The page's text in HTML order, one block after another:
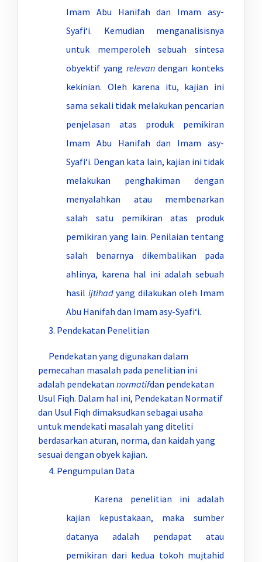
Imam Abu Hanifah dan Imam asy-
Syafi‘i. Kemudian menganalisisnya
untuk memperoleh sebuah sintesa
obyektif yang relevandengan konteks
kekinian. Oleh karena itu, kajian ini
sama sekali tidak melakukan pencarian
penjelasan atas produk pemikiran
Imam Abu Hanifah dan Imam asy-
Syafi‘i. Dengan kata lain, kajian ini tidak
melakukan penghakiman dengan
menyalahkan atau membenarkan
salah satu pemikiran atas produk
pemikiran yang lain. Penilaian tentang
salah benarnya dikembalikan pada
ahlinya, karena hal ini adalah sebuah
hasil ijtihadyang dilakukan oleh Imam
Abu Hanifah dan Imam asy-Syafi‘i.
Pendekatan Penelitian
Pendekatan yang digunakan dalam
pemecahan masalah pada penelitian ini
adalah pendekatan normatifdan pendekatan
Usul Fiqh. Dalam hal ini, Pendekatan Normatif
dan Usul Fiqh dimaksudkan sebagai usaha
untuk mendekati masalah yang diteliti
berdasarkan aturan, norma, dan kaidah yang
sesuai dengan obyek kajian.
Pengumpulan Data
Karena penelitian ini adalah
kajian kepustakaan, maka sumber
datanya adalah pendapat atau
pemikiran dari kedua tokoh mujtahid